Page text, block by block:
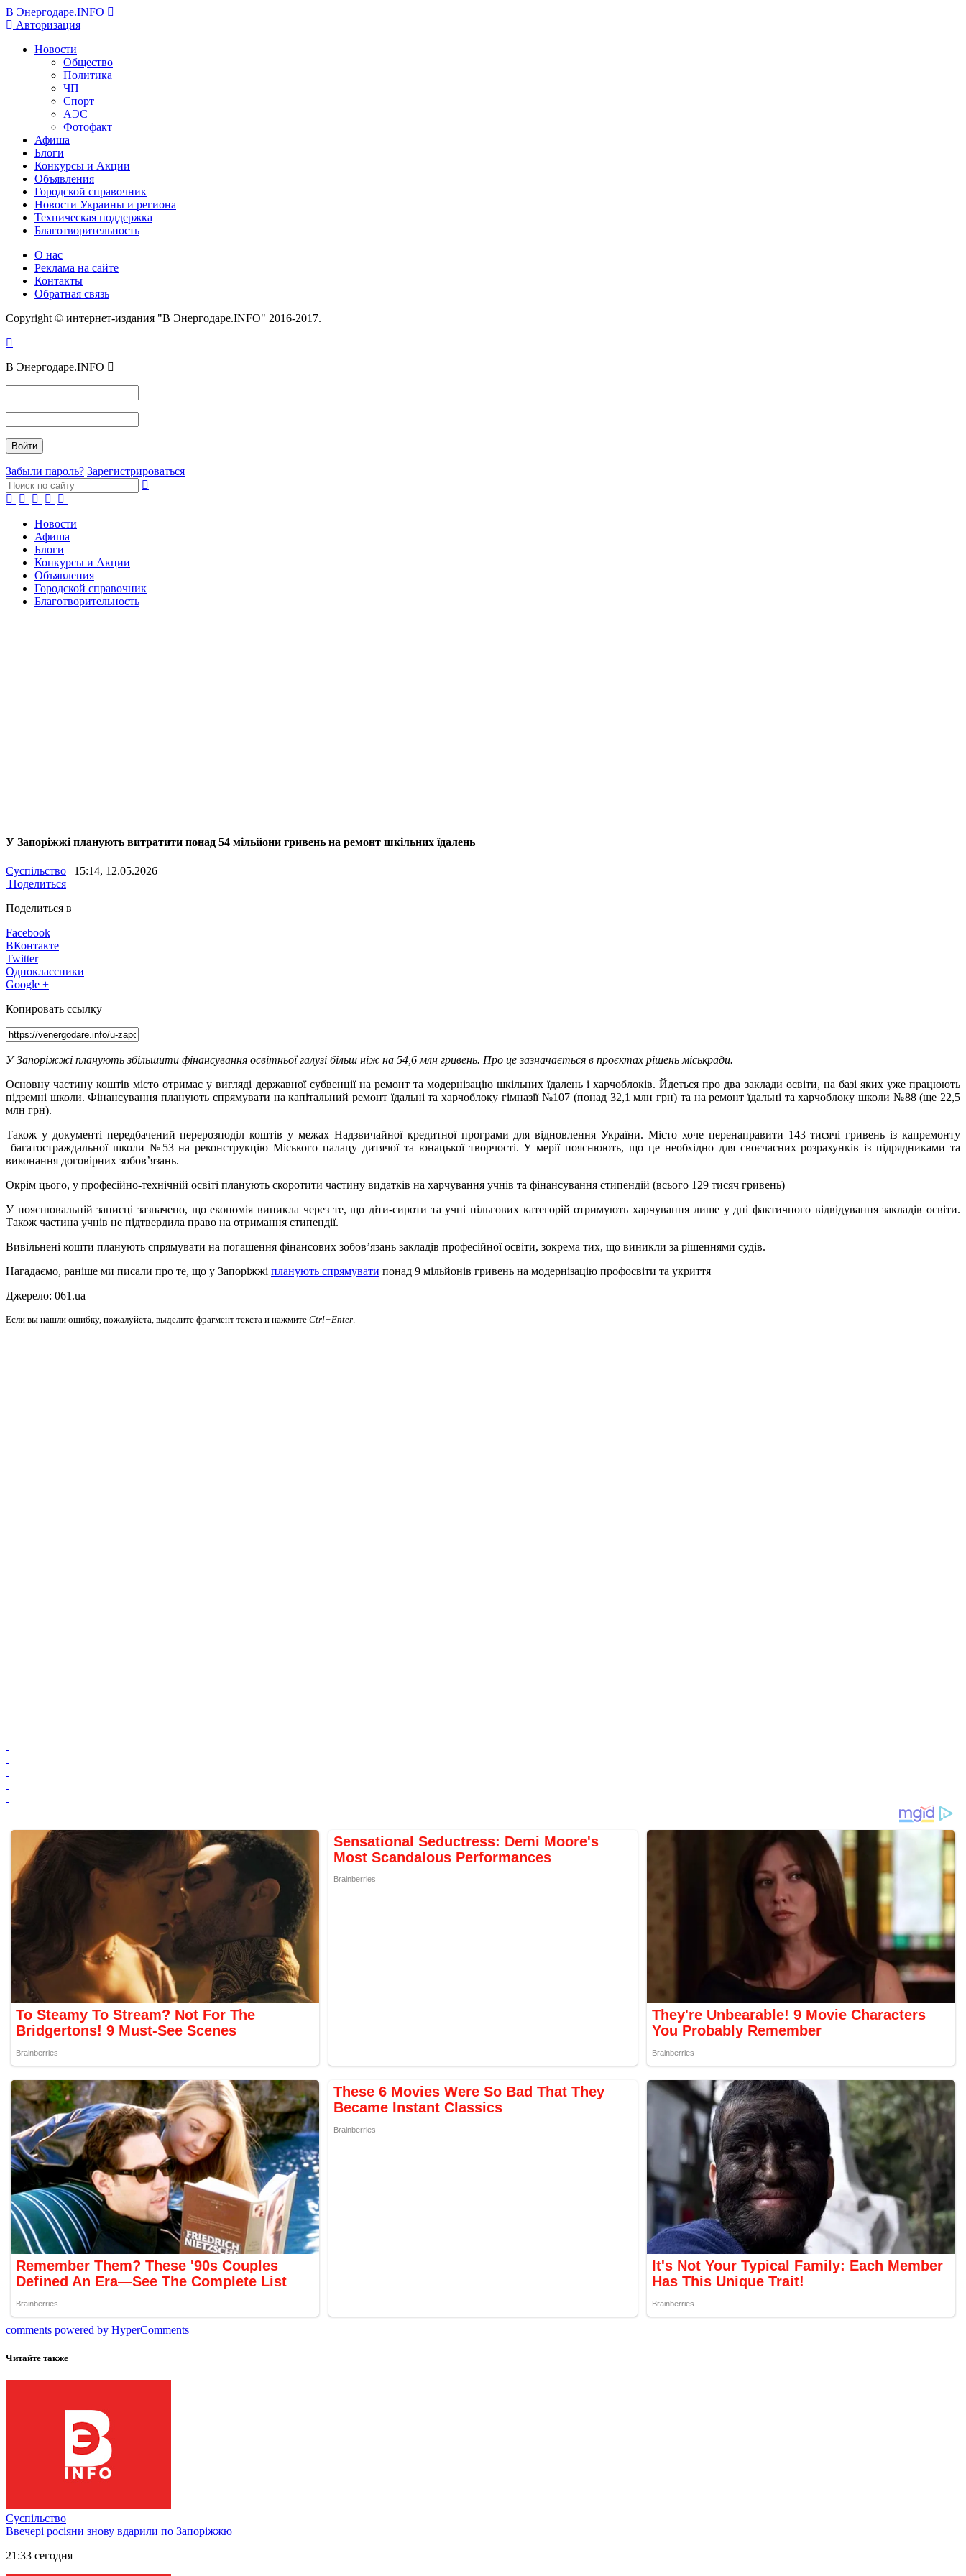
В Энергодаре.INFO
Авторизация
Новости
Общество
Политика
ЧП
Спорт
АЭС
Фотофакт
Афиша
Блоги
Конкурсы и Акции
Объявления
Городской справочник
Новости Украины и региона
Техническая поддержка
Благотворительность
О нас
Реклама на сайте
Контакты
Обратная связь
Copyright © интернет-издания "В Энергодаре.INFO" 2016-2017.
В Энергодаре.INFO
Забыли пароль? Зарегистрироваться
Новости
Афиша
Блоги
Конкурсы и Акции
Объявления
Городской справочник
Благотворительность
У Запоріжжі планують витратити понад 54 мільйони гривень на ремонт шкільних їдалень
Суспільство | 15:14, 12.05.2026
Поделиться
Поделиться в
Facebook
ВКонтакте
Twitter
Одноклассники
Google +
Копировать ссылку
У Запоріжжі планують збільшити фінансування освітньої галузі більш ніж на 54,6 млн гривень. Про це зазначається в проєктах рішень міськради.
Основну частину коштів місто отримає у вигляді державної субвенції на ремонт та модернізацію шкільних їдалень і харчоблоків. Йдеться про два заклади освіти, на базі яких уже працюють
підземні школи. Фінансування планують спрямувати на капітальний ремонт їдальні та харчоблоку гімназії №107 (понад 32,1 млн грн) та на ремонт їдальні та харчоблоку школи №88 (ще 22,5
млн грн).
Також у документі передбачений перерозподіл коштів у межах Надзвичайної кредитної програми для відновлення України. Місто хоче перенаправити 143 тисячі гривень із капремонту
багатостраждальної школи №53 на реконструкцію Міського палацу дитячої та юнацької творчості. У мерії пояснюють, що це необхідно для своєчасних розрахунків із підрядниками та
виконання договірних зобов’язань.
Окрім цього, у професійно-технічній освіті планують скоротити частину видатків на харчування учнів та фінансування стипендій (всього 129 тисяч гривень)
У пояснювальній записці зазначено, що економія виникла через те, що діти-сироти та учні пільгових категорій отримують харчування лише у дні фактичного відвідування закладів освіти.
Також частина учнів не підтвердила право на отримання стипендії.
Вивільнені кошти планують спрямувати на погашення фінансових зобов’язань закладів професійної освіти, зокрема тих, що виникли за рішеннями судів.
Нагадаємо, раніше ми писали про те, що у Запоріжжі планують спрямувати понад 9 мільйонів гривень на модернізацію профосвіти та укриття
Джерело: 061.ua
Если вы нашли ошибку, пожалуйста, выделите фрагмент текста и нажмите Ctrl+Enter
comments powered by HyperComments
Читайте также
Суспільство
Ввечері росіяни знову вдарили по Запоріжжю
21:33 сегодня